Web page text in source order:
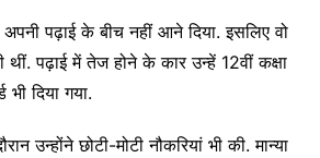
अपनी पढ़ाई के बीच नहीं आने दिया. इसलिए वो
थीं. पढ़ाई में तेज होने के कार उन्हें 12वीं कक्षा
दिया गया.
उन्होंने छोटी-मोटी नौकरियां भी की. मान्या